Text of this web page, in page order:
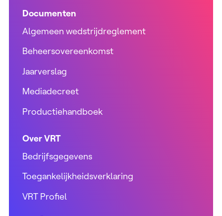
Documenten
Algemeen wedstrijdreglement
Beheersovereenkomst
Jaarverslag
Mediadecreet
Productiehandboek
Over VRT
Bedrijfsgegevens
Toegankelijkheidsverklaring
VRT Profiel